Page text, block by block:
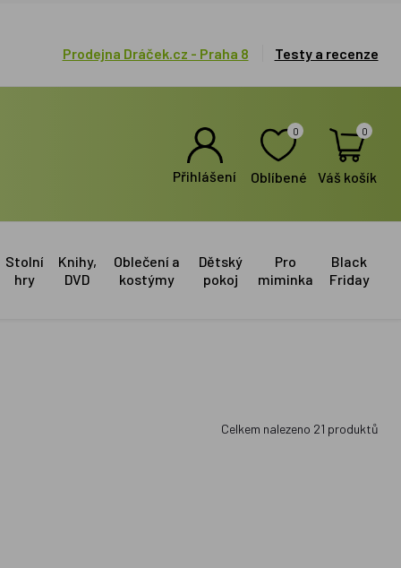
Prodejna Dráček.cz - Praha 8 Testy a recenze
Přihlášení
0
Oblíbené
0
Váš košík
Stolní
hry
Knihy,
DVD
Oblečení a
kostýmy
Dětský
pokoj
Pro
miminka
Black
Friday
Celkem nalezeno 21 produktů